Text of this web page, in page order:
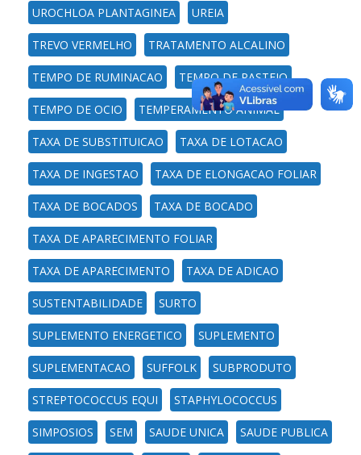
UROCHLOA PLANTAGINEA UREIA
TREVO VERMELHO TRATAMENTO ALCALINO
TEMPO DE RUMINACAO TEMPO DE PASTEJO
TEMPO DE OCIO TEMPERAMENTO ANIMAL
TAXA DE SUBSTITUICAO TAXA DE LOTACAO
TAXA DE INGESTAO TAXA DE ELONGACAO FOLIAR
TAXA DE BOCADOS TAXA DE BOCADO
TAXA DE APARECIMENTO FOLIAR
TAXA DE APARECIMENTO TAXA DE ADICAO
SUSTENTABILIDADE SURTO
SUPLEMENTO ENERGETICO SUPLEMENTO
SUPLEMENTACAO SUFFOLK SUBPRODUTO
STREPTOCOCCUS EQUI STAPHYLOCOCCUS
SIMPOSIOS SEM SAUDE UNICA SAUDE PUBLICA